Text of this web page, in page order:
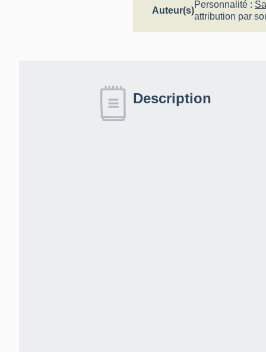
Auteur(s)
Personnalité :
attribution par
Description